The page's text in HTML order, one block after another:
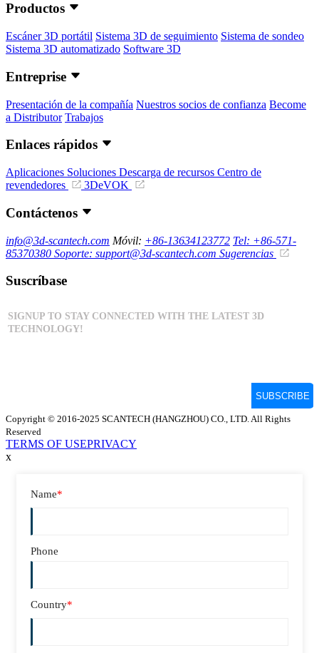
Productos
Escáner 3D portátil Sistema 3D de seguimiento Sistema de sondeo
Sistema 3D automatizado Software 3D
Entreprise
Presentación de la compañía Nuestros socios de confianza Become
a Distributor Trabajos
Enlaces rápidos
Aplicaciones Soluciones Descarga de recursos Centro de
revendedores
3DeVOK
Contáctenos
info@3d-scantech.com Móvil: +86-13634123772 Tel: +86-571-
85370380 Soporte: support@3d-scantech.com Sugerencias
Suscríbase
Copyright © 2016-2025 SCANTECH (HANGZHOU) CO., LTD. All Rights
Reserved
TERMS OF USEPRIVACY
x
Name*
Phone
Country*